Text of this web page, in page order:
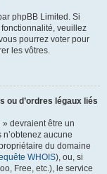
phpBB Limited. Si
veuillez
pourrez voter pour
les vôtres.
ou d’ordres légaux liés
» devraient être un
aucune
du domaine
WHOIS), ou, si
Free, etc.), le service